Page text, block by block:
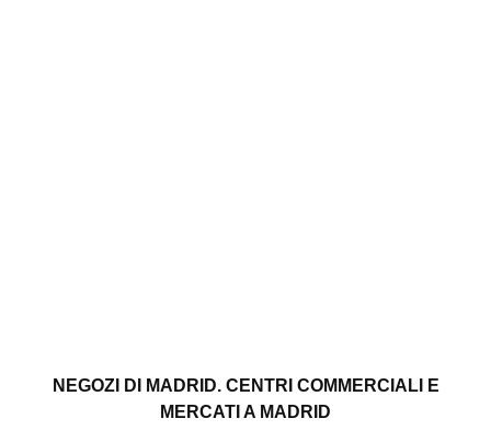
NEGOZI DI MADRID. CENTRI COMMERCIALI E
MERCATI A MADRID